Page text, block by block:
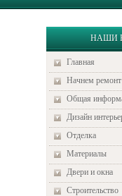
НАШИ
Главная
Начнем ремонт
Общая
Дизайн
Отделка
Материалы
Двери и окна
Строительство